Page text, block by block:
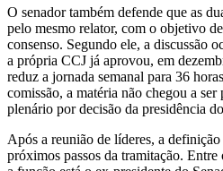
O senador também defende que as
pelo mesmo relator, com o objetivo
consenso. Segundo ele, a discussão
a própria CCJ já aprovou, em
reduz a jornada semanal para 36
comissão, a matéria não chegou a ser
plenário por decisão da presidência
Após a reunião de líderes, a
próximos passos da tramitação. Entre